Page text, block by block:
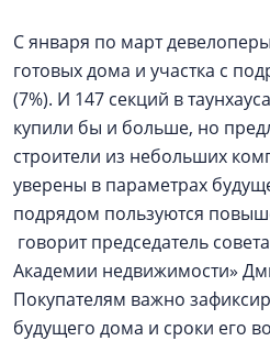
С января по март
готовых дома и участка с
(7%). И 147 секций в
купили бы и больше, но
строители из небольших
уверены в параметрах
подрядом пользуются
говорит председатель
Академии недвижимости»
Покупателям важно
будущего дома и сроки его